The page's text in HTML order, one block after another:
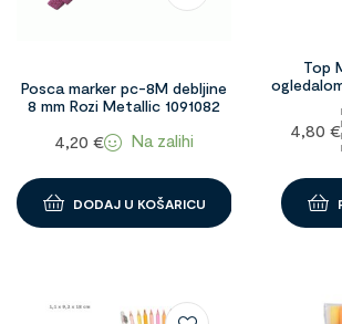
Posca marker pc-8M debljine
8 mm Rozi Metallic 1091082
4,20€ Na zalihi
DODAJ U KOŠARICU
Top
4,80 €